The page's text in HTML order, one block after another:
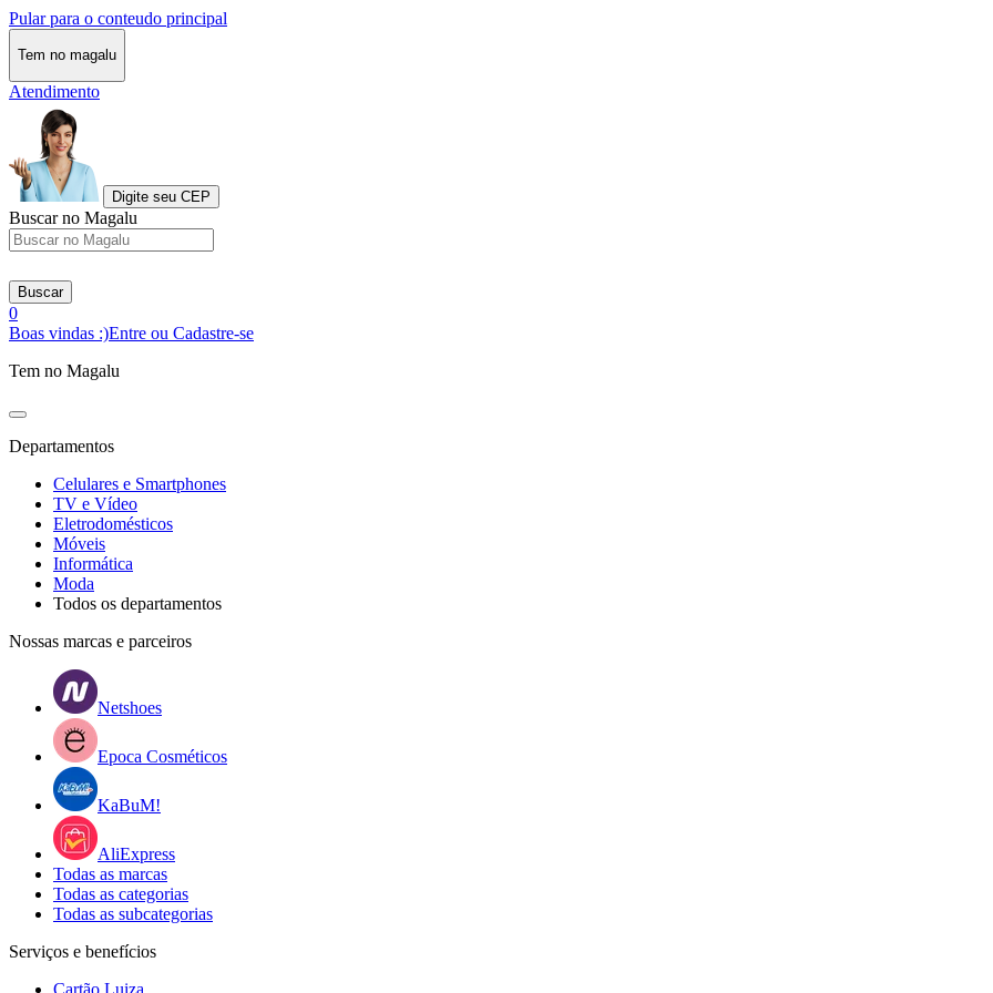
Pular para o conteudo principal
Tem no magalu
Atendimento
Digite seu CEP
Buscar no Magalu
Buscar
0
Boas vindas :)Entre ou Cadastre-se
Tem no Magalu
Departamentos
Celulares e Smartphones
TV e Vídeo
Eletrodomésticos
Móveis
Informática
Moda
Todos os departamentos
Nossas marcas e parceiros
Netshoes
Epoca Cosméticos
KaBuM!
AliExpress
Todas as marcas
Todas as categorias
Todas as subcategorias
Serviços e benefícios
Cartão Luiza